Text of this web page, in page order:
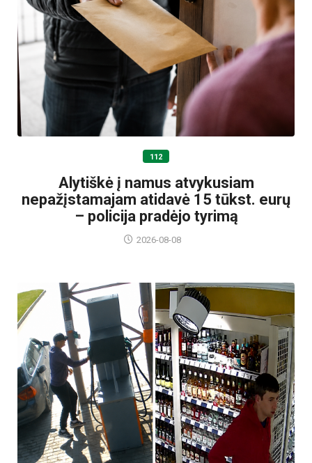
112
Alytiškė į namus atvykusiam
nepažįstamajam atidavė 15 tūkst. eurų
– policija pradėjo tyrimą
2026-08-08